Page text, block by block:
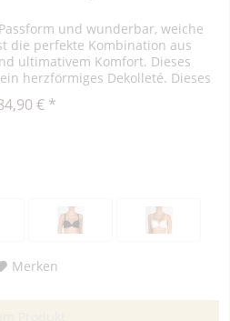
und wunderbar, weiche
die perfekte Kombination aus
ultimativem Komfort. Dieses
herzförmiges Dekolleté. Dieses
€ *
Merken